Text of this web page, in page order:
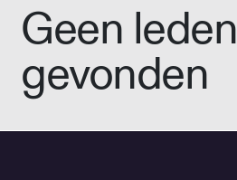
Geen leden
gevonden